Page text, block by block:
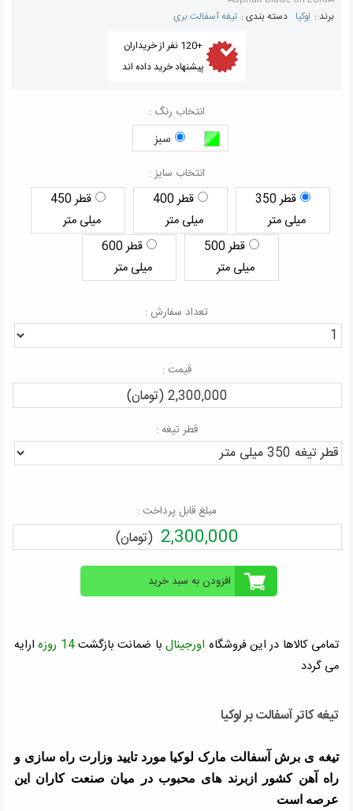
برند : لوکیا دسته بندی : تیغه آسفالت بری
+120 نفر از خریداران
پیشنهاد خرید داده اند
انتخاب رنگ :
سبز
انتخاب سایز :
قطر 350
میلی متر
قطر 400
میلی متر
قطر 450
میلی متر
قطر 500
میلی متر
قطر 600
میلی متر
تعداد سفارش :
قیمت :
2,300,000 (تومان)
قطر تیغه :
مبلغ قابل پرداخت :
2,300,000 (تومان)
تمامی کالاها در این فروشگاه اورجینالبا ضمانت بازگشت14 روزه
ارايه
می گردد
تیغه کاتر آسفالت بر لوکیا
تیغه ی برش آسفالت مارک لوکیا مورد تایید وزارت راه سازی و
راه آهن کشور ازبرند های محبوب در میان صنعت کاران این
عرصه است